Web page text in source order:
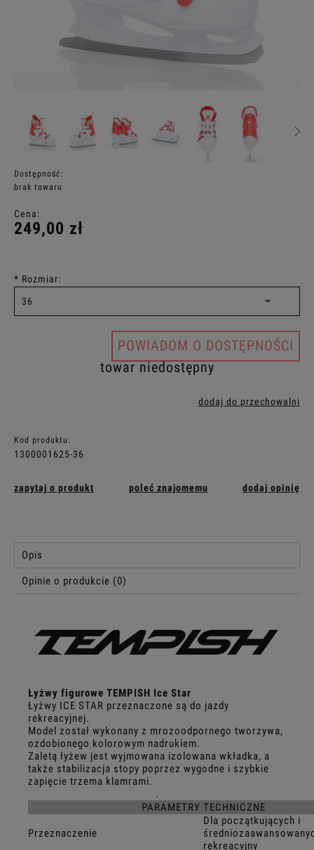
Dostępność:
brak towaru
Cena:
249,00 zł
* Rozmiar:
POWIADOM O DOSTĘPNOŚCI
towar niedostępny
dodaj do przechowalni
Kod produktu:
1300001625-36
zapytaj o produkt poleć znajomemu dodaj opinię
Opis
Opinie o produkcie (0)
Łyżwy figurowe TEMPISH Ice Star
Łyżwy ICE STAR przeznaczone są do jazdy
rekreacyjnej.
Model został wykonany z mrozoodpornego tworzywa,
ozdobionego kolorowym nadrukiem.
Zaletą łyżew jest wyjmowana izolowana wkładka, a
także stabilizacja stopy poprzez wygodne i szybkie
zapięcie trzema klamrami.
.
PARAMETRY TECHNICZNE
Przeznaczenie
Dla początkujących i
rekreacyjny